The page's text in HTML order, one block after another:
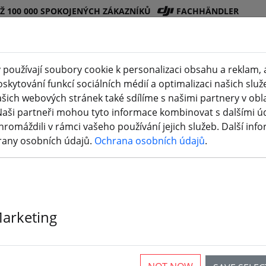
100 000 SPOKOJENÝCH ZÁKAZNÍKŮ FACHHÄNDLER
Obchod
DJI
Bateri
e
Vrtul
e
Příslušenstv
í
3D
tisk
Axisflying
palců GPS
soubory cookie k personalizaci obsahu a reklam,
funkcí sociálních médií a optimalizaci našich
webových stránek také sdílíme s našimi partnery v
partneři mohou tyto informace kombinovat s dalšími
v rámci vašeho používání jejich služeb. Další
osobních údajů. Ochrana osobních údajů.